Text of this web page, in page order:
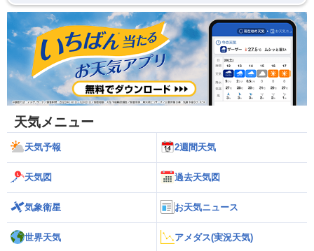
天気メニュー
天気予報 2週間天気
天気図 過去天気図
気象衛星 お天気ニュース
世界天気 アメダス(実況天気)